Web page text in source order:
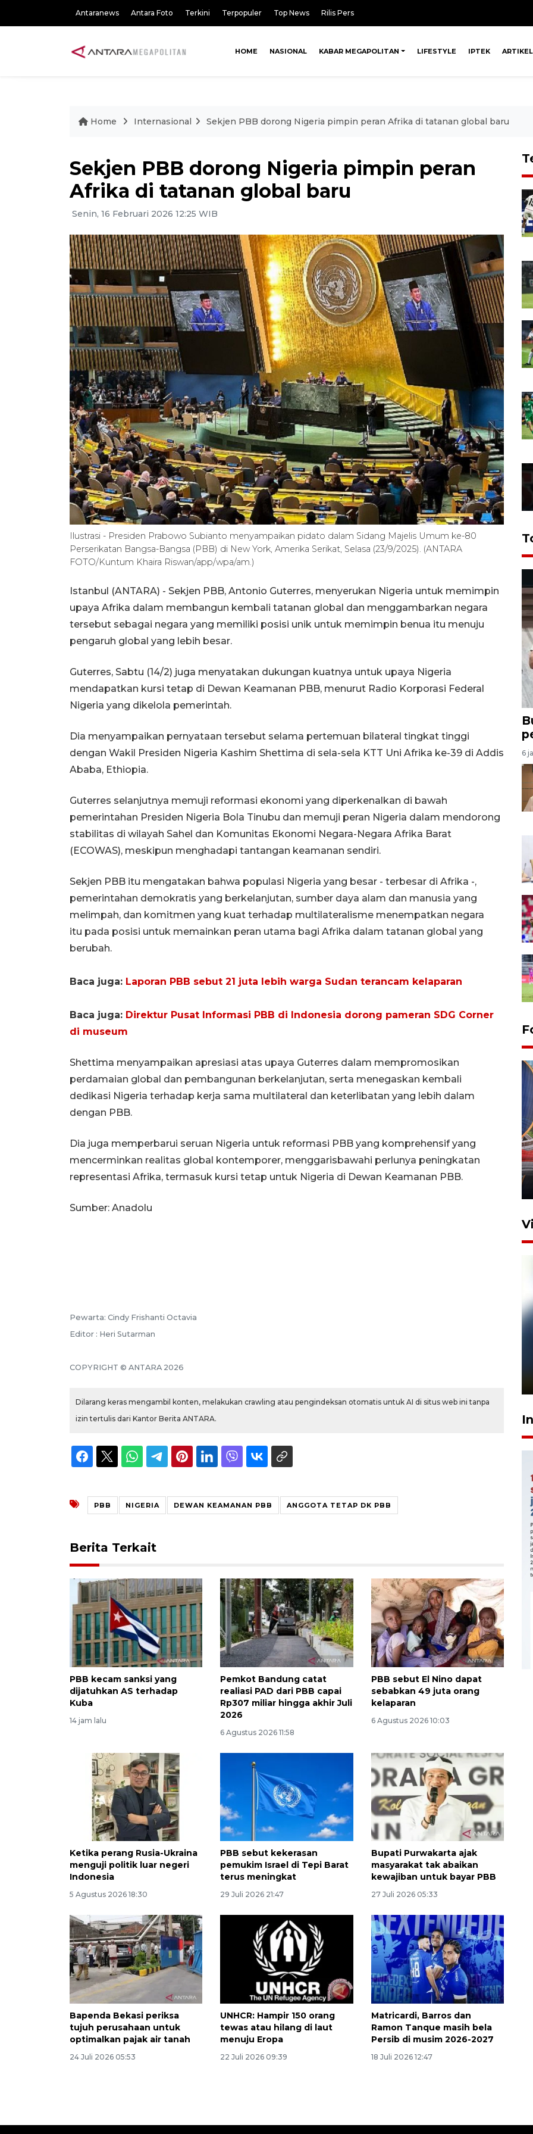
Antaranews Antara Foto Terkini Terpopuler Top News Rilis Pers
HOME NASIONAL KABAR MEGAPOLITAN LIFESTYLE IPTEK ARTIKEL
Home Internasional Sekjen PBB dorong Nigeria pimpin peran Afrika di tatanan global baru
Sekjen PBB dorong Nigeria pimpin peran
Afrika di tatanan global baru
Senin, 16 Februari 2026 12:25 WIB
Ilustrasi - Presiden Prabowo Subianto menyampaikan pidato dalam Sidang Majelis Umum ke-80
Perserikatan Bangsa-Bangsa (PBB) di New York, Amerika Serikat, Selasa (23/9/2025). (ANTARA
FOTO/Kuntum Khaira Riswan/app/wpa/am.)
Istanbul (ANTARA) - Sekjen PBB, Antonio Guterres, menyerukan Nigeria untuk memimpin
upaya Afrika dalam membangun kembali tatanan global dan menggambarkan negara
tersebut sebagai negara yang memiliki posisi unik untuk memimpin benua itu menuju
pengaruh global yang lebih besar.
Guterres, Sabtu (14/2) juga menyatakan dukungan kuatnya untuk upaya Nigeria
mendapatkan kursi tetap di Dewan Keamanan PBB, menurut Radio Korporasi Federal
Nigeria yang dikelola pemerintah.
Dia menyampaikan pernyataan tersebut selama pertemuan bilateral tingkat tinggi
dengan Wakil Presiden Nigeria Kashim Shettima di sela-sela KTT Uni Afrika ke-39 di Addis
Ababa, Ethiopia.
Guterres selanjutnya memuji reformasi ekonomi yang diperkenalkan di bawah
pemerintahan Presiden Nigeria Bola Tinubu dan memuji peran Nigeria dalam mendorong
stabilitas di wilayah Sahel dan Komunitas Ekonomi Negara-Negara Afrika Barat
(ECOWAS), meskipun menghadapi tantangan keamanan sendiri.
Sekjen PBB itu mengatakan bahwa populasi Nigeria yang besar - terbesar di Afrika -,
pemerintahan demokratis yang berkelanjutan, sumber daya alam dan manusia yang
melimpah, dan komitmen yang kuat terhadap multilateralisme menempatkan negara
itu pada posisi untuk memainkan peran utama bagi Afrika dalam tatanan global yang
berubah.
Baca juga: Laporan PBB sebut 21 juta lebih warga Sudan terancam kelaparan
Baca juga: Direktur Pusat Informasi PBB di Indonesia dorong pameran SDG Corner
di museum
Shettima menyampaikan apresiasi atas upaya Guterres dalam mempromosikan
perdamaian global dan pembangunan berkelanjutan, serta menegaskan kembali
dedikasi Nigeria terhadap kerja sama multilateral dan keterlibatan yang lebih dalam
dengan PBB.
Dia juga memperbarui seruan Nigeria untuk reformasi PBB yang komprehensif yang
mencerminkan realitas global kontemporer, menggarisbawahi perlunya peningkatan
representasi Afrika, termasuk kursi tetap untuk Nigeria di Dewan Keamanan PBB.
Sumber: Anadolu
Pewarta: Cindy Frishanti Octavia
Editor : Heri Sutarman
COPYRIGHT © ANTARA 2026
Dilarang keras mengambil konten, melakukan crawling atau pengindeksan otomatis untuk AI di situs web ini tanpa
izin tertulis dari Kantor Berita ANTARA.
PBB NIGERIA DEWAN KEAMANAN PBB ANGGOTA TETAP DK PBB
Berita Terkait
PBB kecam sanksi yang
dijatuhkan AS terhadap
Kuba
14 jam lalu
Pemkot Bandung catat
realiasi PAD dari PBB capai
Rp307 miliar hingga akhir Juli
2026
6 Agustus 2026 11:58
PBB sebut El Nino dapat
sebabkan 49 juta orang
kelaparan
6 Agustus 2026 10:03
Ketika perang Rusia-Ukraina
menguji politik luar negeri
Indonesia
5 Agustus 2026 18:30
PBB sebut kekerasan
pemukim Israel di Tepi Barat
terus meningkat
29 Juli 2026 21:47
Bupati Purwakarta ajak
masyarakat tak abaikan
kewajiban untuk bayar PBB
27 Juli 2026 05:33
Bapenda Bekasi periksa
tujuh perusahaan untuk
optimalkan pajak air tanah
24 Juli 2026 05:53
UNHCR: Hampir 150 orang
tewas atau hilang di laut
menuju Eropa
22 Juli 2026 09:39
Matricardi, Barros dan
Ramon Tanque masih bela
Persib di musim 2026-2027
18 Juli 2026 12:47
6
Komisi V DPR tinjau
perlintasan sebidang di
Stasiun Bogor
Ekonomi triwulan II-2026
tumbuh 5,29 persen
2026-08-06 18:45:00